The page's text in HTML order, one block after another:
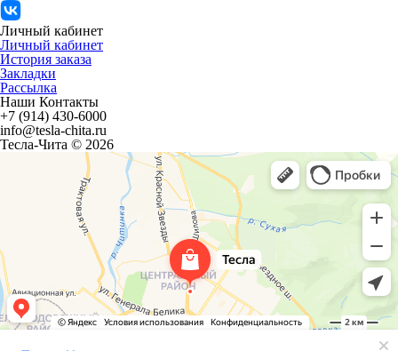
Личный кабинет
Личный кабинет
История заказа
Закладки
Рассылка
Наши Контакты
+7 (914) 430-6000
info@tesla-chita.ru
Тесла-Чита © 2026